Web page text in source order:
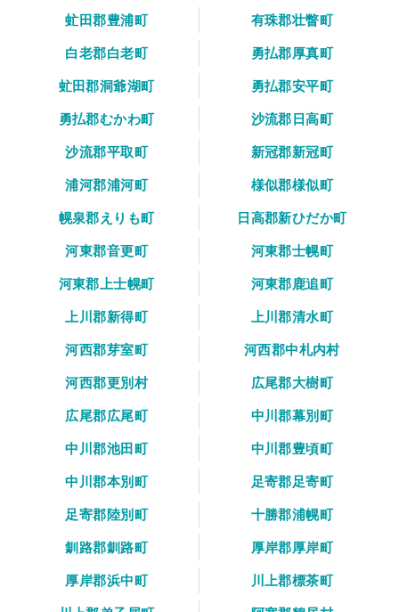
虻田郡豊浦町
有珠郡壮瞥町
白老郡白老町
勇払郡厚真町
虻田郡洞爺湖町
勇払郡安平町
勇払郡むかわ町
沙流郡日高町
沙流郡平取町
新冠郡新冠町
浦河郡浦河町
様似郡様似町
幌泉郡えりも町
日高郡新ひだか町
河東郡音更町
河東郡士幌町
河東郡上士幌町
河東郡鹿追町
上川郡新得町
上川郡清水町
河西郡芽室町
河西郡中札内村
河西郡更別村
広尾郡大樹町
広尾郡広尾町
中川郡幕別町
中川郡池田町
中川郡豊頃町
中川郡本別町
足寄郡足寄町
足寄郡陸別町
十勝郡浦幌町
釧路郡釧路町
厚岸郡厚岸町
厚岸郡浜中町
川上郡標茶町